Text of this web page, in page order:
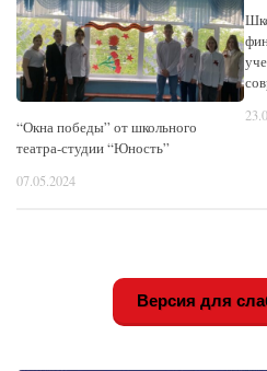
“Окна победы” от школьного
театра-студии “Юность”
07.05.2024
Версия для